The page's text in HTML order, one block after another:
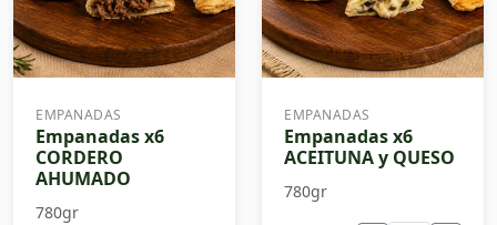
EMPANADAS
Empanadas x6
CORDERO
AHUMADO
780gr
EMPANADAS
Empanadas x6
ACEITUNA y QUESO
780gr